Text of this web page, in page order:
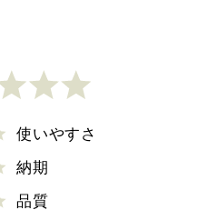
使いやすさ
納期
品質